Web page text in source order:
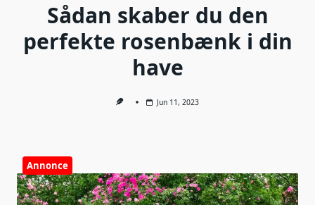
Sådan skaber du den
perfekte rosenbænk i din
have
Jun 11, 2023
Annonce